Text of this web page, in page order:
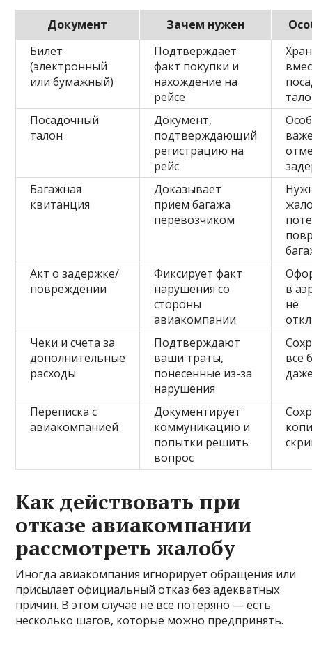
Документ Зачем нужен
Билет
(электронный
или бумажный)
Подтверждает
факт покупки и
нахождение на
рейсе
Посадочный
талон
Документ,
подтверждающий
регистрацию на
рейс
Багажная
квитанция
Доказывает
прием багажа
перевозчиком
Акт о задержке/
повреждении
Фиксирует факт
нарушения со
стороны
авиакомпании
в
не
Чеки и счета за
дополнительные
расходы
Подтверждают
ваши траты,
понесенные из-за
нарушения
все
Переписка с
авиакомпанией
Документирует
коммуникацию и
попытки решить
вопрос
Как действовать при
отказе авиакомпании
рассмотреть жалобу
Иногда авиакомпания игнорирует обращения или
присылает официальный отказ без адекватных
причин. В этом случае не все потеряно — есть
несколько шагов, которые можно предпринять.